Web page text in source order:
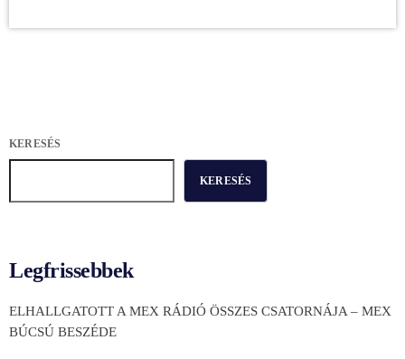
KERESÉS
KERESÉS
Legfrissebbek
ELHALLGATOTT A MEX RÁDIÓ ÖSSZES CSATORNÁJA – MEX
BÚCSÚ BESZÉDE